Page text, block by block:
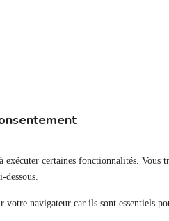
certaines fonctionnalités. Vous
dessous.
votre navigateur car ils sont essentiels